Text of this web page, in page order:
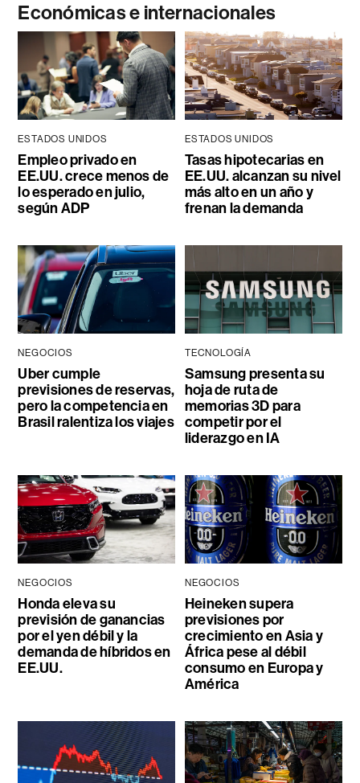
Económicas e internacionales
ESTADOS UNIDOS
Empleo privado en
EE.UU. crece menos de
lo esperado en julio,
según ADP
ESTADOS UNIDOS
Tasas hipotecarias en
EE.UU. alcanzan su nivel
más alto en un año y
frenan la demanda
NEGOCIOS
Uber cumple
previsiones de reservas,
pero la competencia en
Brasil ralentiza los viajes
TECNOLOGÍA
Samsung presenta su
hoja de ruta de
memorias 3D para
competir por el
liderazgo en IA
NEGOCIOS
Honda eleva su
previsión de ganancias
por el yen débil y la
demanda de híbridos en
EE.UU.
NEGOCIOS
Heineken supera
previsiones por
crecimiento en Asia y
África pese al débil
consumo en Europa y
América